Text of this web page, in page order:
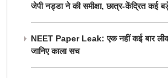
जेपी नड्डा ने की समीक्षा, छात्र-केंद्रित कई
NEET Paper Leak: एक नहीं कई बार
जानिए काला सच